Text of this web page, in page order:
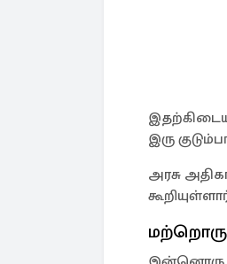
இரு
அரசு